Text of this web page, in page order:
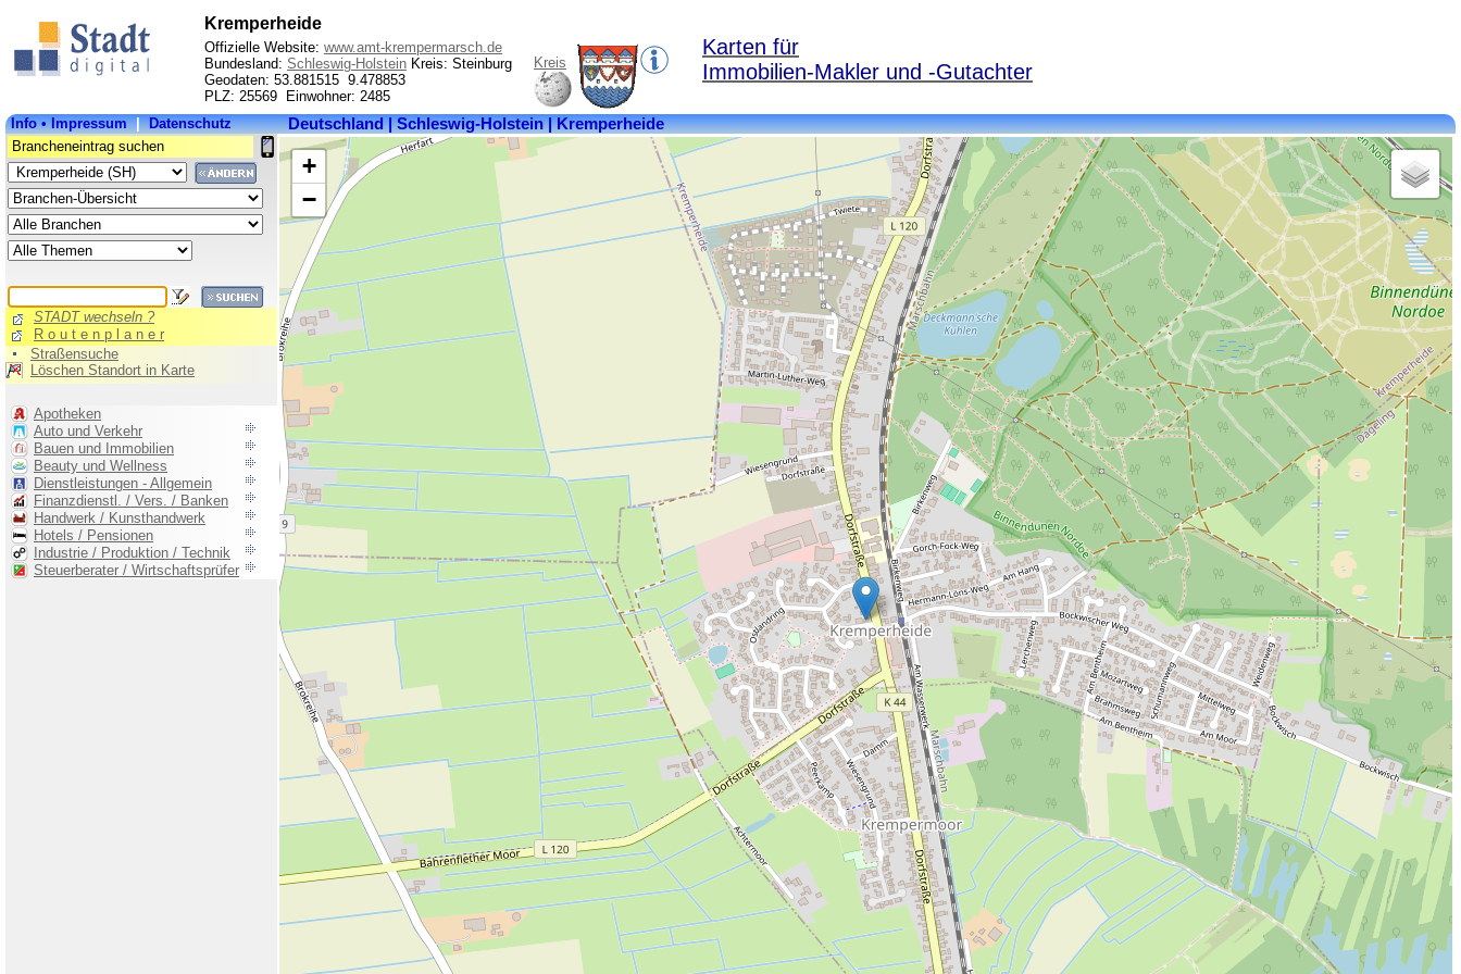
Kremperheide
Offizielle Website: www.amt-krempermarsch.de
Bundesland: Schleswig-Holstein Kreis: Steinburg
Geodaten: 53.881515 9.478853
PLZ: 25569 Einwohner: 2485
Kreis
Steinburg
Bundesland:
Schleswig-
Fläche:
3,98
km²
Einwohner:
2527
Postleitzahl:
25569
Kremperheide
Karten für
Immobilien-Makler und -Gutachter